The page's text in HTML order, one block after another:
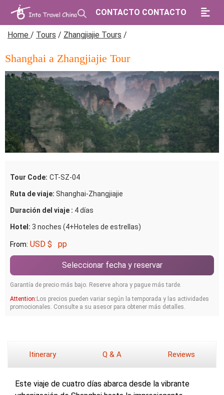
CONTACTO CONTACTO
Home / Tours / Zhangjiajie Tours /
Shanghai a Zhangjiajie Tour
Tour Code: CT-SZ-04
Ruta de viaje: Shanghai-Zhangjiajie
Duración del viaje : 4 días
Hotel: 3 noches (4+Hoteles de estrellas)
From: USD $ pp
Seleccionar fecha y reservar
Garantía de precio más bajo. Reserve ahora y pague más tarde.
Attention:Los precios pueden variar según la temporada y las actividades
promocionales. Consulte a su asesor para obtener más detalles.
Itinerary Q & A Reviews
Este viaje de cuatro días abarca desde la vibrante